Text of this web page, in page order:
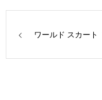
ワールド スカート